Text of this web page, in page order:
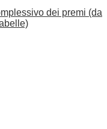
dei premi (da